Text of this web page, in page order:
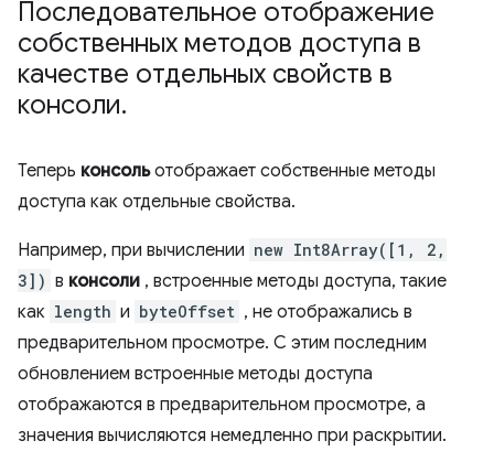
Последовательное отображение
собственных методов доступа в
качестве отдельных свойств в
консоли.
Теперь консольотображает собственные методы
доступа как отдельные свойства.
Например, при вычислении new Int8Array([1, 2,
3]) в консоли , встроенные методы доступа, такие
как length и byteOffset , не отображались в
предварительном просмотре. С этим последним
обновлением встроенные методы доступа
отображаются в предварительном просмотре, а
значения вычисляются немедленно при раскрытии.